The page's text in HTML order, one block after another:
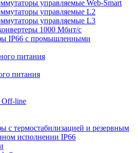
управляемые Web-Smart
управляемые L2
управляемые L3
1000 Мбит/с
IP66 c промышленными
питания
питания
Off-line
термостабилизацией и резервным
исполнении IP66